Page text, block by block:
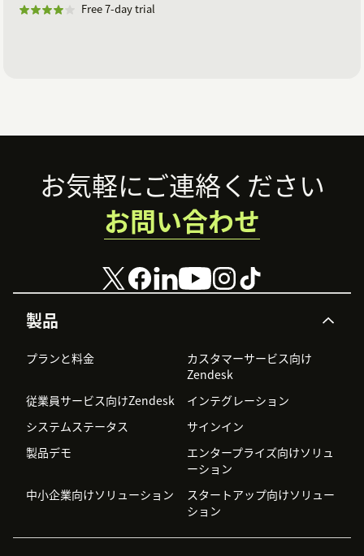
Free 7-day trial
Footer
製品
プランと料金
カスタマーサービス向け
Zendesk
従業員サービス向けZendesk
インテグレーション
システムステータス
サインイン
製品デモ
エンタープライズ向けソリュ
ーション
中小企業向けソリューション
スタートアップ向けソリュー
ション
お気軽にご連絡ください
お問い合わせ